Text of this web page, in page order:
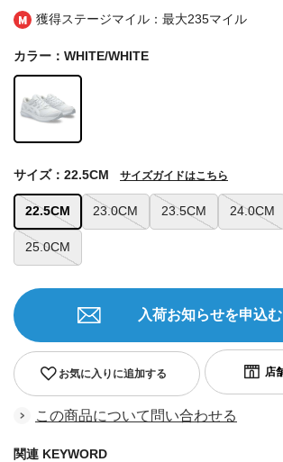
獲得ステージマイル：最大235マイル
カラー：WHITE/WHITE
22.5CM 23.0CM 23.5CM 24.0CM
25.0CM
サイズ：22.5CM サイズガイドはこちら
お気に入りに追加する
入荷お知らせを申込む
この商品について問い合わせる
関連 KEYWORD